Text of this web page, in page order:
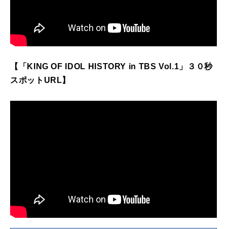
【「KING OF IDOL HISTORY in TBS Vol.1」３０秒
スポットURL】